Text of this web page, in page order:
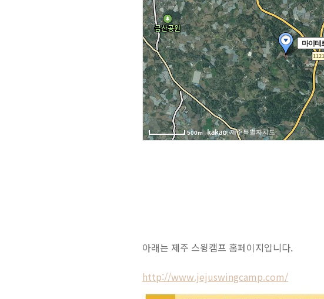
아래는 제주 스윙캠프 홈페이지입니다.
http://www.jejuswingcamp.com/